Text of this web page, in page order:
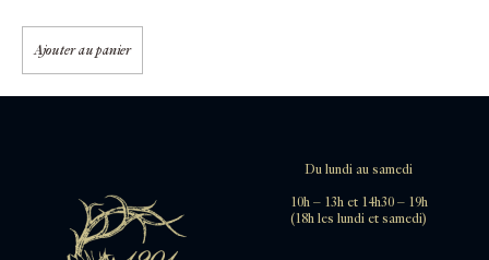
Ajouter au panier
Du lundi au samedi
10h – 13h et 14h30 – 19h
(18h les lundi et samedi)